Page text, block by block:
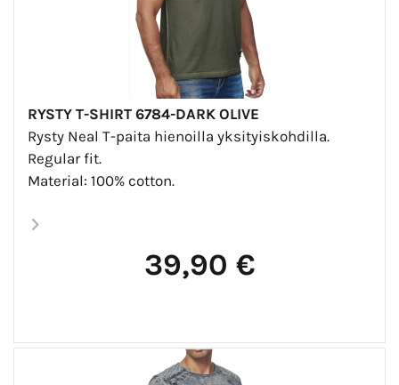
RYSTY T-SHIRT 6784-DARK OLIVE
Rysty Neal T-paita hienoilla yksityiskohdilla.
Regular fit.
Material: 100% cotton.
39,90 €